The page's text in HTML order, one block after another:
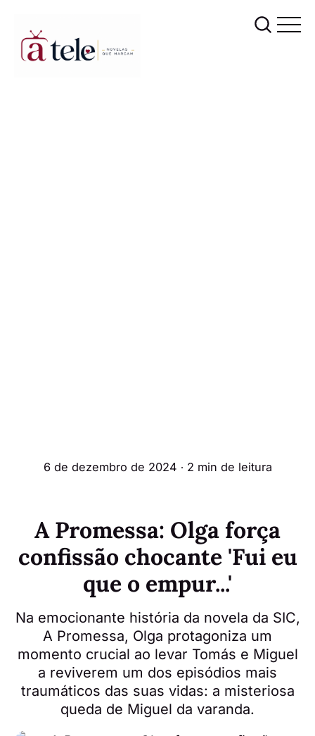
6 de dezembro de 2024 ∙ 2 min de leitura
A Promessa: Olga força
confissão chocante 'Fui eu
que o empur...'
Na emocionante história da novela da SIC,
A Promessa, Olga protagoniza um
momento crucial ao levar Tomás e Miguel
a reviverem um dos episódios mais
traumáticos das suas vidas: a misteriosa
queda de Miguel da varanda.